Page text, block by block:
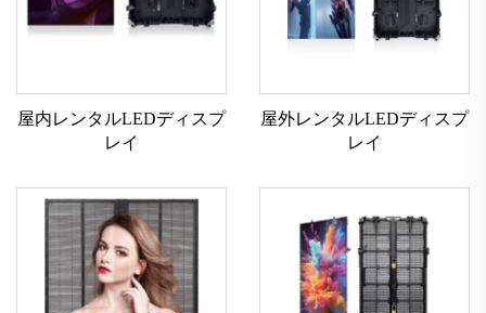
屋内レンタルLEDディスプ
レイ
屋外レンタルLEDディスプ
レイ